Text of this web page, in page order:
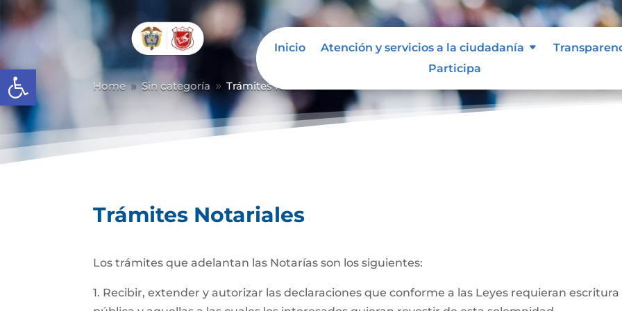
Abrir barra de herramientas
Inicio Atención y servicios a la ciudadanía
Participa
Home 9 Sin categoría 9 Trámites Notariales
Trámites Notariales
Los trámites que adelantan las Notarías son los siguientes:
1. Recibir, extender y autorizar las declaraciones que conforme a las Leyes requieran escritura